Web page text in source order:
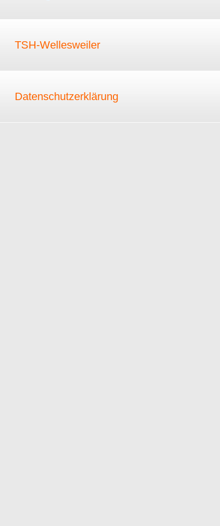
TSH-Wellesweiler
Datenschutzerklärung